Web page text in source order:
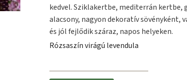
kedvel. Sziklakertbe, mediterrán
alacsony, nagyon dekoratív sövényként,
és jól fejlődik száraz, napos helyeken.
Rózsaszín virágú levendula